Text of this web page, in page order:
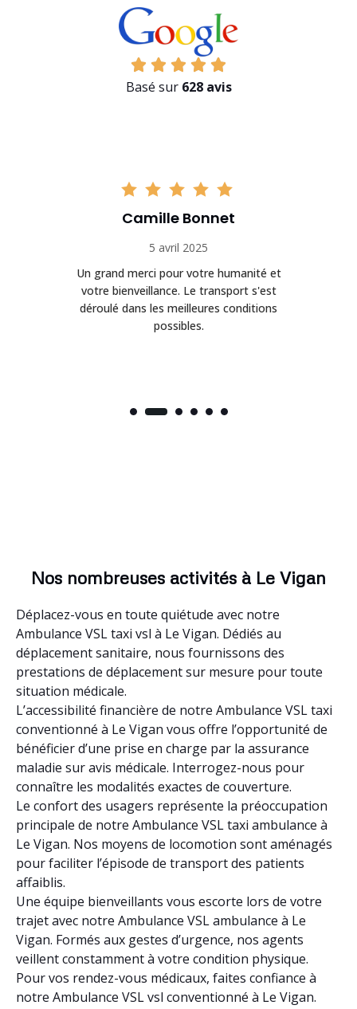
Basé sur 628 avis
Camille Bonnet
5 avril 2025
Un grand merci pour votre humanité et
votre bienveillance. Le transport s'est
déroulé dans les meilleures conditions
possibles.
Nos nombreuses activités à Le Vigan
Déplacez-vous en toute quiétude avec notre
Ambulance VSL taxi vsl à Le Vigan. Dédiés au
déplacement sanitaire, nous fournissons des
prestations de déplacement sur mesure pour toute
situation médicale.
L’accessibilité financière de notre Ambulance VSL taxi
conventionné à Le Vigan vous offre l’opportunité de
bénéficier d’une prise en charge par la assurance
maladie sur avis médicale. Interrogez-nous pour
connaître les modalités exactes de couverture.
Le confort des usagers représente la préoccupation
principale de notre Ambulance VSL taxi ambulance à
Le Vigan. Nos moyens de locomotion sont aménagés
pour faciliter l’épisode de transport des patients
affaiblis.
Une équipe bienveillants vous escorte lors de votre
trajet avec notre Ambulance VSL ambulance à Le
Vigan. Formés aux gestes d’urgence, nos agents
veillent constamment à votre condition physique.
Pour vos rendez-vous médicaux, faites confiance à
notre Ambulance VSL vsl conventionné à Le Vigan.